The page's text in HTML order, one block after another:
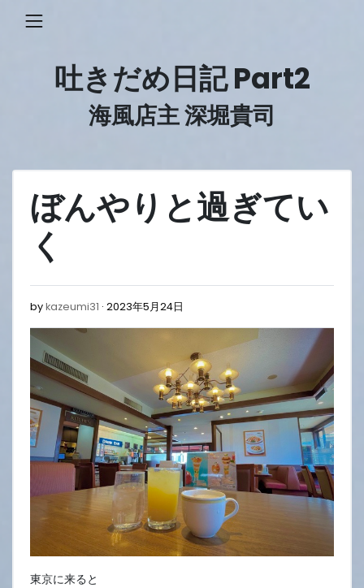
吐きだめ日記 Part2
海風店主 深堀貴司
ぼんやりと過ぎてい
く
bykazeumi31 2023年5月24日
月
24
日
東京に来ると